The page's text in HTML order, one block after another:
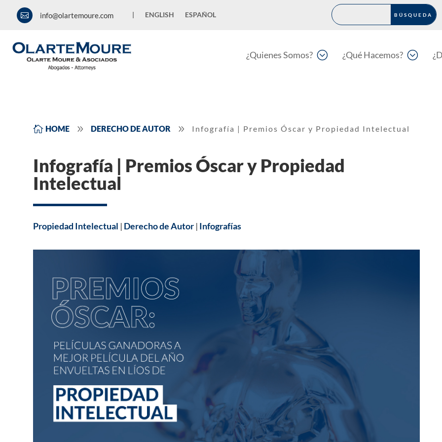
 info@olartemoure.com | ENGLISH ESPAÑOL
;
¿Quienes Somos? ;
¿Qué Hacemos?
 HOME 9 DERECHO DE AUTOR 9 Infografía | Premios Óscar y Propiedad Intelectual
Infografía | Premios Óscar y Propiedad
Intelectual
Propiedad Intelectual | Derecho de Autor| Infografías